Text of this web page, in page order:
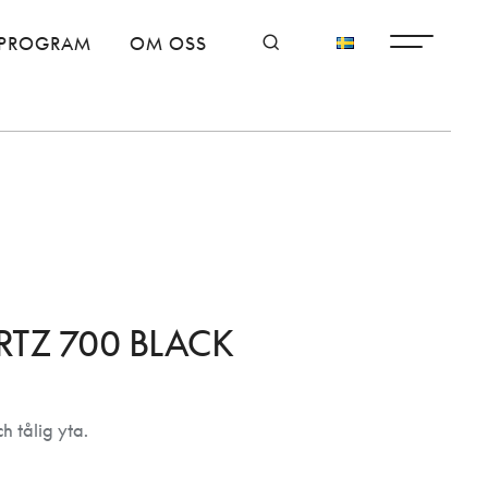
OM OSS
700 BLACK
tålig yta.